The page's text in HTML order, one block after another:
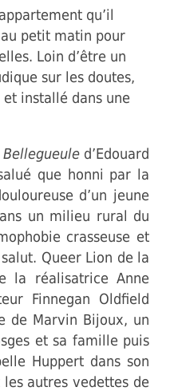
qu’il
petit matin pour
Loin d’être un
sur les doutes,
installé dans une
Bellegueuled’Edouard
que honni par la
d’un jeune
un milieu rural du
crasseuse et
Queer Lion de la
la réalisatrice Anne
Finnegan Oldfield
de Marvin Bijoux, un
et sa famille puis
Huppert dans son
autres vedettes de